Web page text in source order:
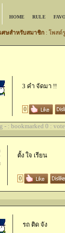
HOME RULE
ศษสำหรับสมาชิก : โพสต์
3 คำ จัดมา !!
0
- : bookmarked 0 :
ตั้ง ใจ เรียน
0
รถ ติด จัง